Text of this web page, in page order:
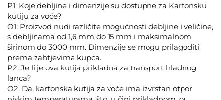
P1: Koje debljine i dimenzije su dostupne za Kartonsku
kutiju za voće?
O1: Proizvod nudi različite mogućnosti debljine i veličine,
s debljinama od 1,6 mm do 15 mm i maksimalnom
širinom do 3000 mm. Dimenzije se mogu prilagoditi
prema zahtjevima kupca.
P2: Je li je ova kutija prikladna za transport hladnog
lanca?
O2: Da, kartonska kutija za voće ima izvrstan otpor